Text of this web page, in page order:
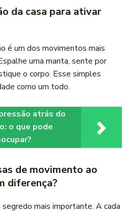
da casa para ativar
é um dos movimentos mais
uma manta, sente por
o corpo. Esse simples
como um todo.
atrás do
o que pode
de movimento ao
diferença?
mais importante. A cada